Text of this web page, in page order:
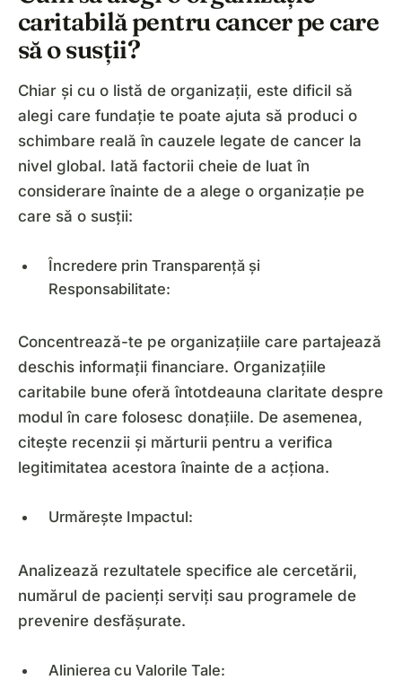
caritabilă pentru cancer pe care
să o susții?
Chiar și cu o listă de organizații, este dificil să
alegi care fundație te poate ajuta să produci o
schimbare reală în cauzele legate de cancer la
nivel global. Iată factorii cheie de luat în
considerare înainte de a alege o organizație pe
care să o susții:
Încredere prin Transparență și
Responsabilitate:
Concentrează-te pe organizațiile care partajează
deschis informații financiare. Organizațiile
caritabile bune oferă întotdeauna claritate despre
modul în care folosesc donațiile. De asemenea,
citește recenzii și mărturii pentru a verifica
legitimitatea acestora înainte de a acționa.
Urmărește Impactul:
Analizează rezultatele specifice ale cercetării,
numărul de pacienți serviți sau programele de
prevenire desfășurate.
Alinierea cu Valorile Tale: